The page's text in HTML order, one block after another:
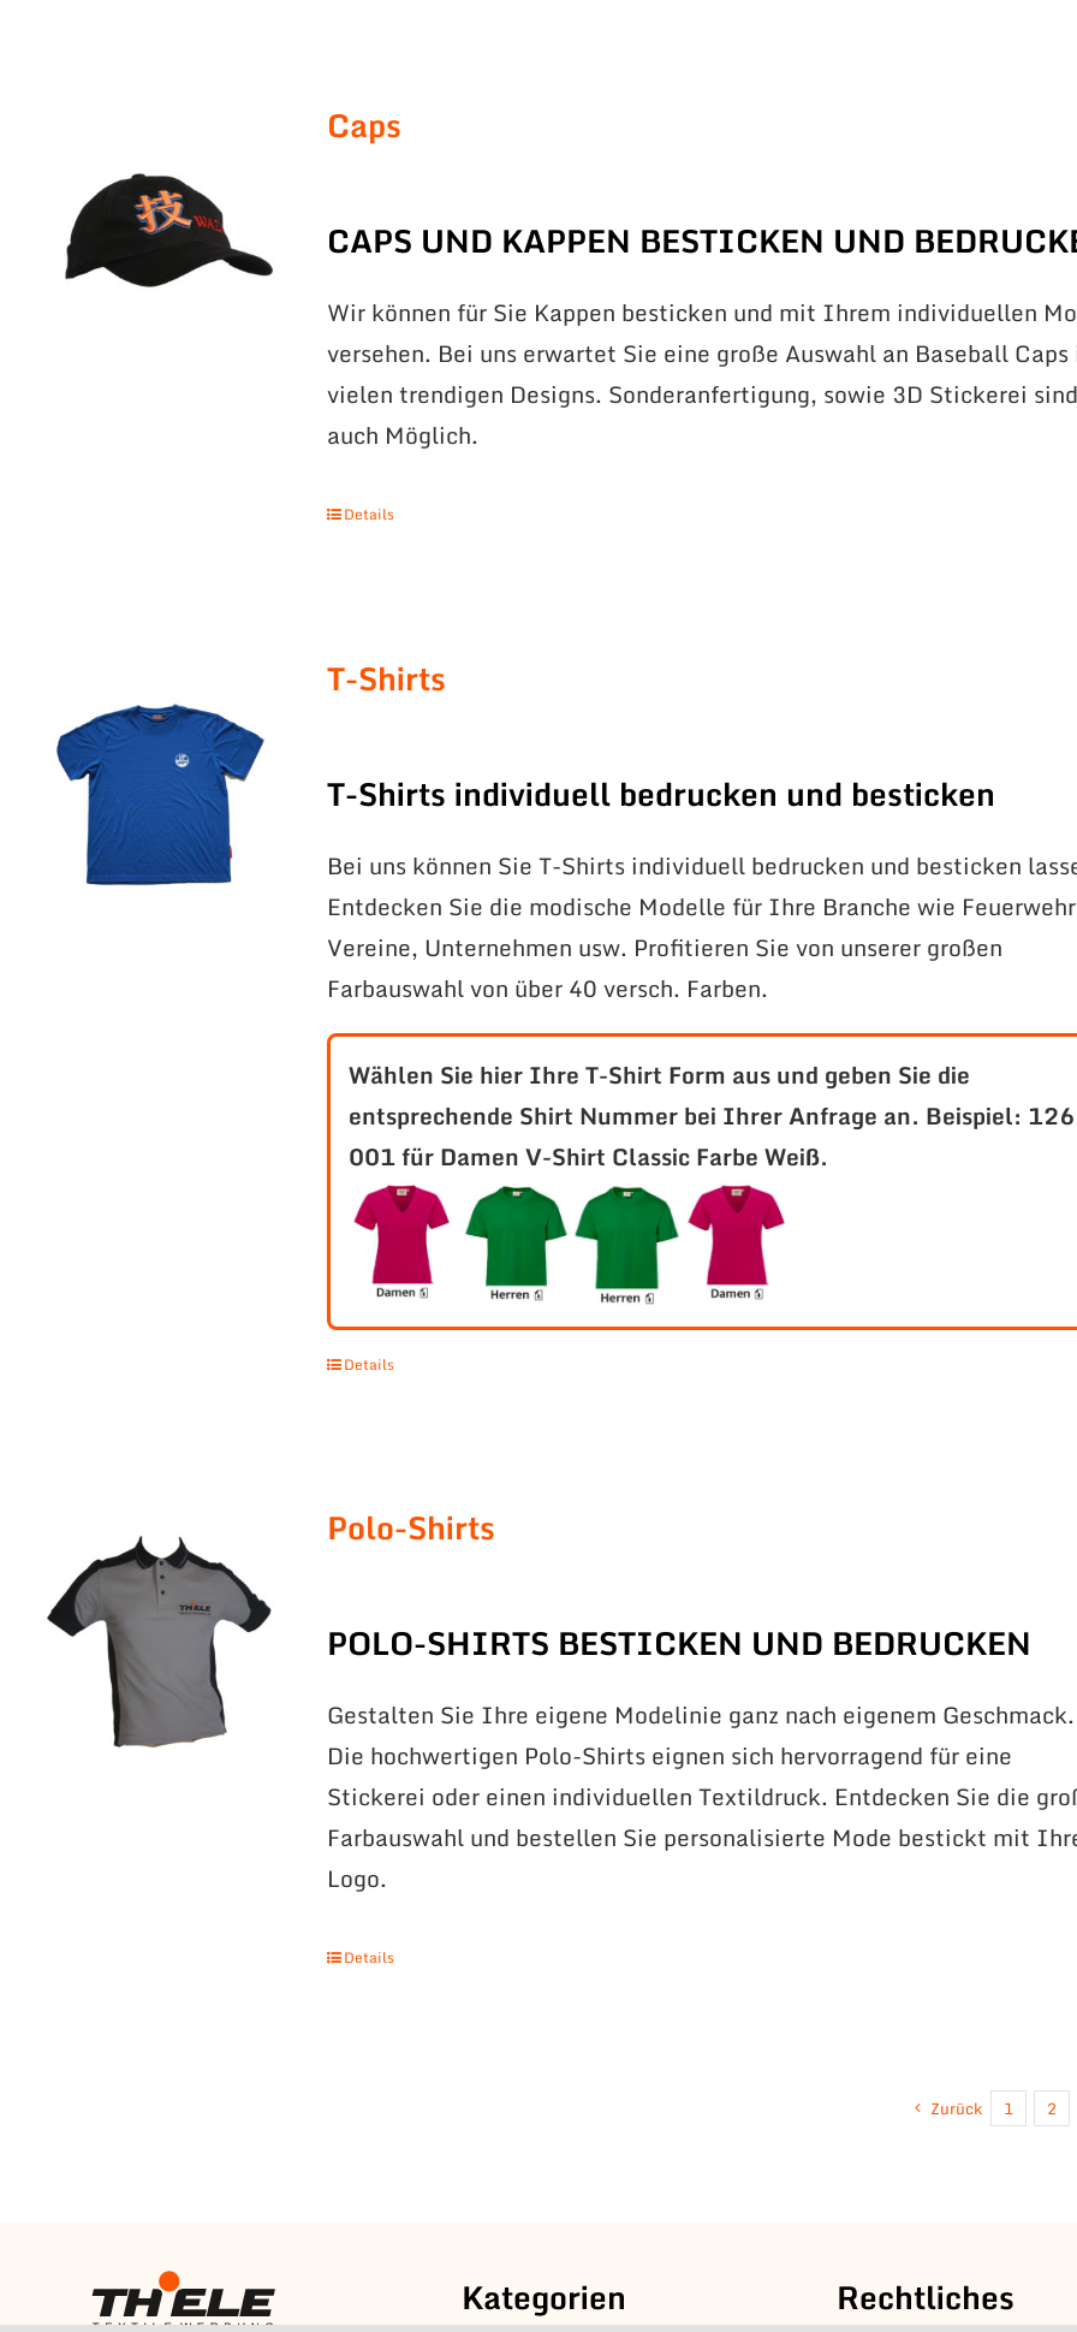
Caps
CAPS UND KAPPEN BESTICKEN UND
Wir können für Sie Kappen besticken und mit Ihrem individuellen
versehen. Bei uns erwartet Sie eine große Auswahl an Baseball Caps
vielen trendigen Designs. Sonderanfertigung, sowie 3D Stickerei sind
auch Möglich.
Details
T-Shirts
T-Shirts individuell bedrucken und besticken
Bei uns können Sie T-Shirts individuell bedrucken und besticken
Entdecken Sie die modische Modelle für Ihre Branche wie
Vereine, Unternehmen usw. Profitieren Sie von unserer großen
Farbauswahl von über 40 versch. Farben.
Wählen Sie hier Ihre T-Shirt Form aus und geben Sie die
entsprechende Shirt Nummer bei Ihrer Anfrage an. Beispiel: 126
001 für Damen V-Shirt Classic Farbe Weiß.
Details
Polo-Shirts
POLO-SHIRTS BESTICKEN UND BEDRUCKEN
Gestalten Sie Ihre eigene Modelinie ganz nach eigenem Geschmack.
Die hochwertigen Polo-Shirts eignen sich hervorragend für eine
Stickerei oder einen individuellen Textildruck. Entdecken Sie die
Farbauswahl und bestellen Sie personalisierte Mode bestickt mit
Logo.
Details
Zurück 1 2
Kategorien Rechtliches